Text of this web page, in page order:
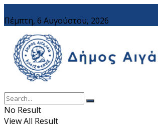
Πέμπτη, 6 Αυγούστου, 2026
No Result
View All Result